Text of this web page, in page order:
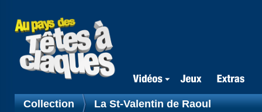
Collection La St-Valentin de Raoul